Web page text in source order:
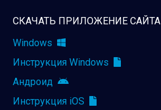
СКАЧАТЬ ПРИЛОЖЕНИЕ САЙТА
Windows
Инструкция Windows
Андроид
Инструкция iOS